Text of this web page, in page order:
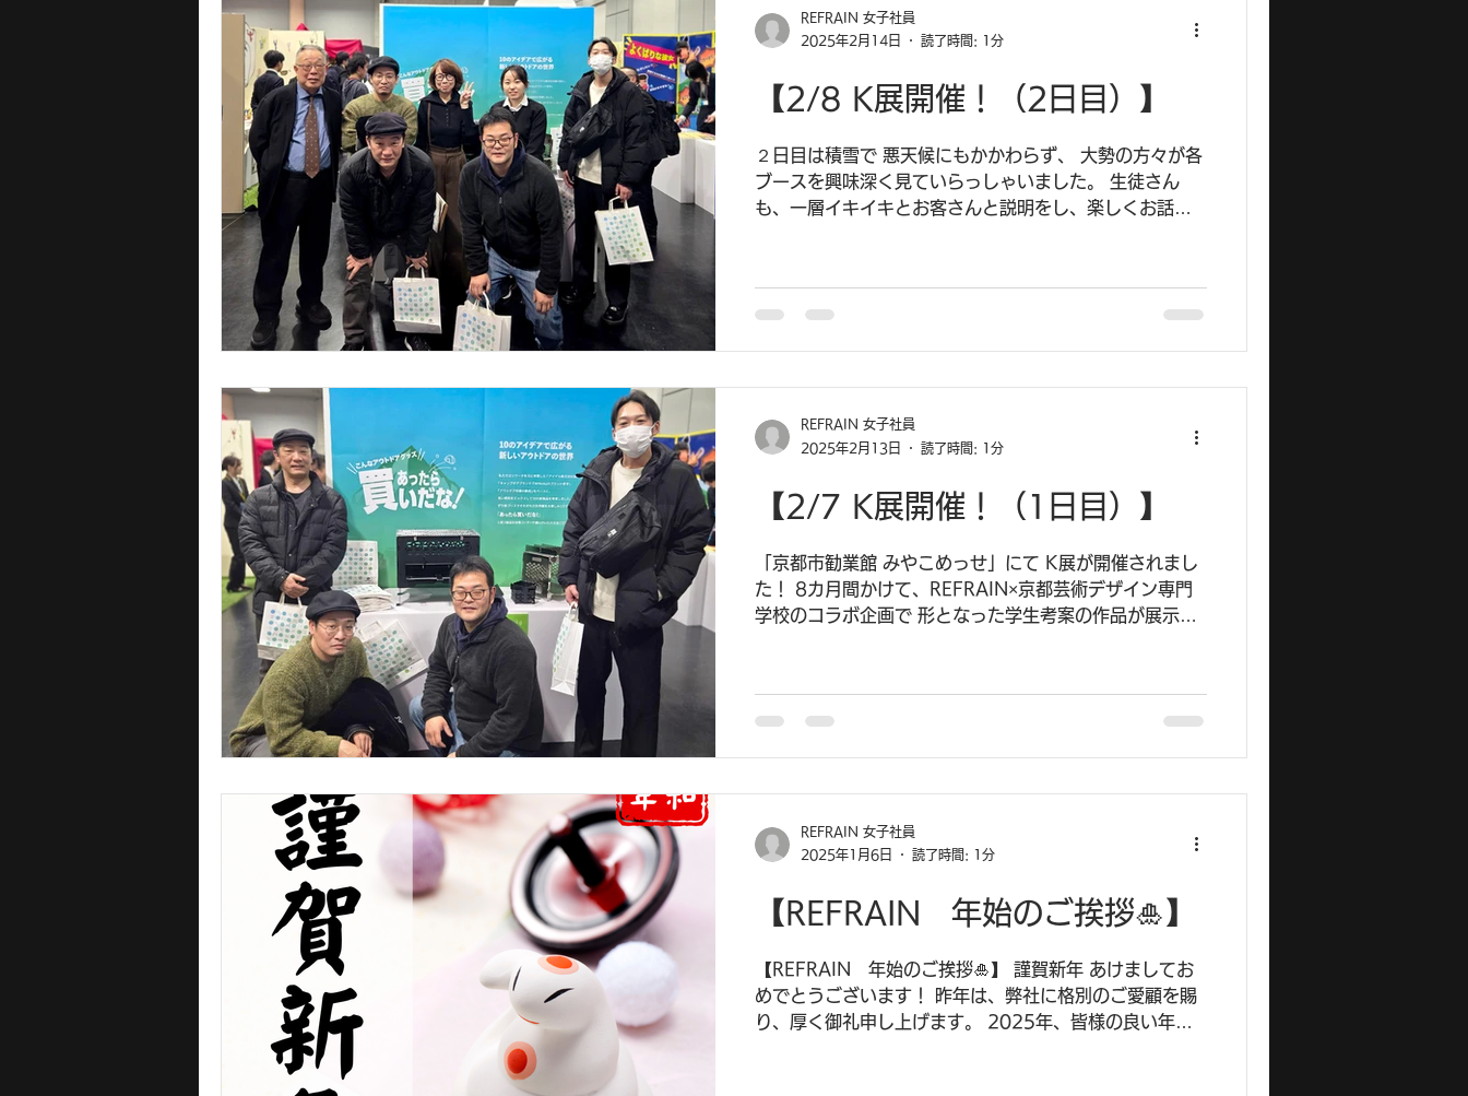
【2/8 K展開催！（2日目）】
２日目は積雪で 悪天候にもかかわらず、 大勢の方々が各
ブースを興味深く見ていらっしゃいました。 生徒さん
も、一層イキイキとお客さんと説明をし、楽しくお話し
ー！
REFRAIN 女子社員
2025年2月14日
読了時間: 1分
【2/7 K展開催！（1日目）】
「京都市勧業館 みやこめっせ」にて K展が開催されまし
た！ 8カ月間かけて、REFRAIN×京都芸術デザイン専門
学校のコラボ企画で 形となった学生考案の作品が展示さ
REFRAIN 女子社員
2025年2月13日
読了時間: 1分
【REFRAIN 年始のご挨拶🎍】
【REFRAIN 年始のご挨拶🎍】 謹賀新年 あけましてお
めでとうございます！ 昨年は、弊社に格別のご愛顧を賜
り、厚く御礼申し上げます。 2025年、皆様の良い年と
REFRAIN 女子社員
2025年1月6日
読了時間: 1分